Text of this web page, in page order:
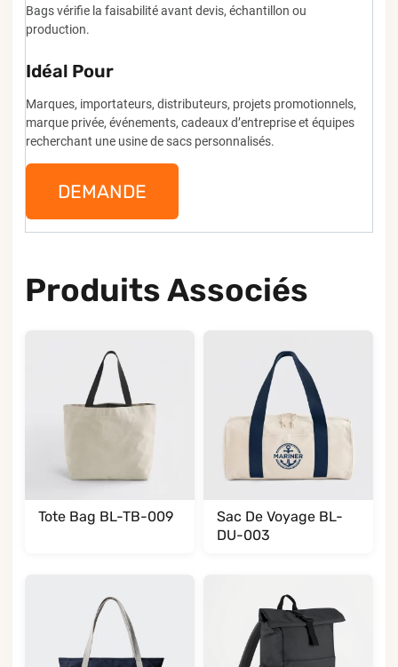
Bags vérifie la faisabilité avant devis, échantillon ou
production.
Idéal Pour
Marques, importateurs, distributeurs, projets promotionnels,
marque privée, événements, cadeaux d’entreprise et équipes
recherchant une usine de sacs personnalisés.
DEMANDE
Produits Associés
Tote Bag BL-TB-009
Sac De Voyage BL-
DU-003